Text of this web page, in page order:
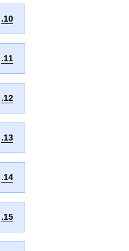
10.
11.
12.
13.
14.
15.